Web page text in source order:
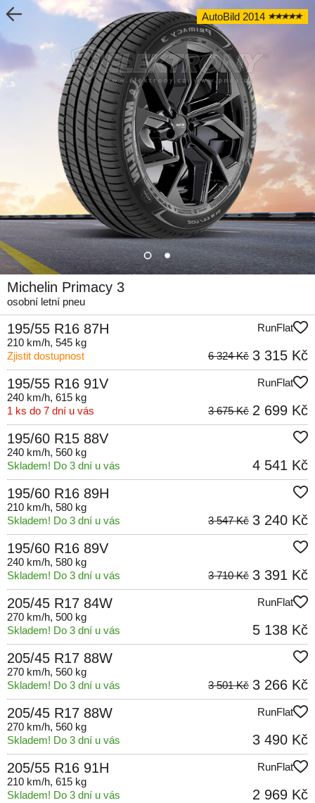
AutoBild 2014
Michelin Primacy 3
osobní letní pneu
195/55 R16 87H
RunFlat
210 km/h, 545 kg
Zjistit dostupnost
3 315 Kč
6 324 Kč
195/55 R16 91V
RunFlat
240 km/h, 615 kg
1 ks do 7 dní u vás
2 699 Kč
3 675 Kč
195/60 R15 88V
240 km/h, 560 kg
Skladem! Do 3 dní u vás
4 541 Kč
195/60 R16 89H
210 km/h, 580 kg
Skladem! Do 3 dní u vás
3 240 Kč
3 547 Kč
195/60 R16 89V
240 km/h, 580 kg
Skladem! Do 3 dní u vás
3 391 Kč
3 710 Kč
205/45 R17 84W
RunFlat
270 km/h, 500 kg
Skladem! Do 3 dní u vás
5 138 Kč
205/45 R17 88W
270 km/h, 560 kg
Skladem! Do 3 dní u vás
3 266 Kč
3 501 Kč
205/45 R17 88W
RunFlat
270 km/h, 560 kg
Skladem! Do 3 dní u vás
3 490 Kč
205/55 R16 91H
RunFlat
210 km/h, 615 kg
Skladem! Do 3 dní u vás
2 969 Kč